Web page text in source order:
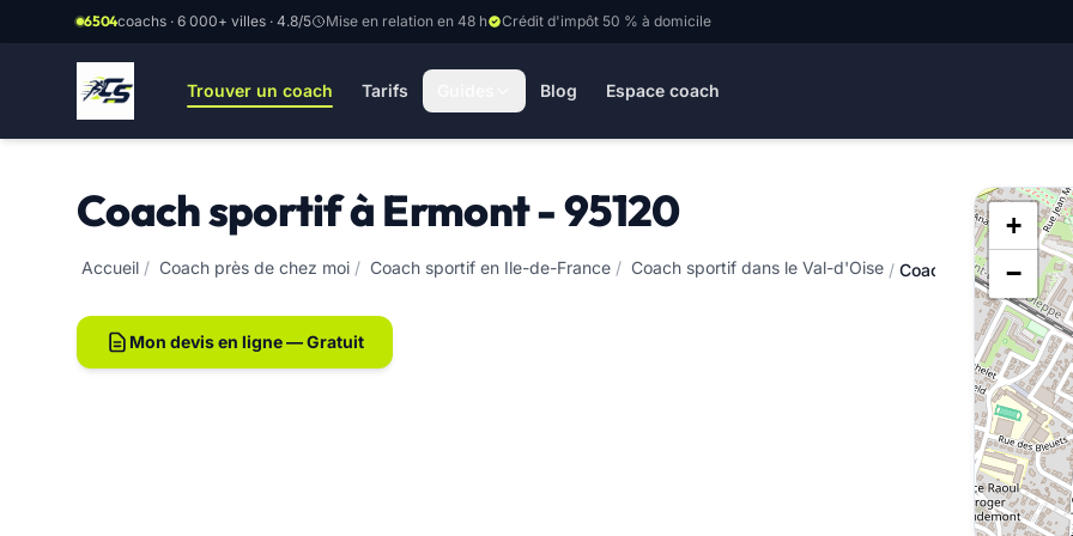
Aller au contenu principal
6504coachs · 6 000+ villes · 4.8/5 Mise en relation en 48 h Crédit d'impôt 50 % à domicile
Trouver un coach Tarifs Blog Espace coach
Coach sportif à Ermont - 95120
Accueil / Coach près de chez moi / Coach sportif en Ile-de-France / Coach sportif dans le Val-d'Oise / Coach sportif à
Mon devis en ligne — Gratuit
+
−